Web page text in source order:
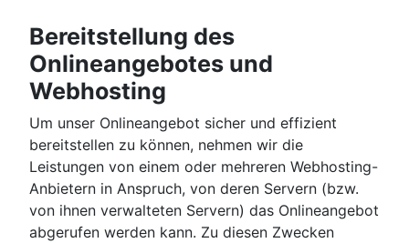
Bereitstellung des
Onlineangebotes und
Webhosting
Um unser Onlineangebot sicher und effizient
bereitstellen zu können, nehmen wir die
Leistungen von einem oder mehreren Webhosting-
Anbietern in Anspruch, von deren Servern (bzw.
von ihnen verwalteten Servern) das Onlineangebot
abgerufen werden kann. Zu diesen Zwecken